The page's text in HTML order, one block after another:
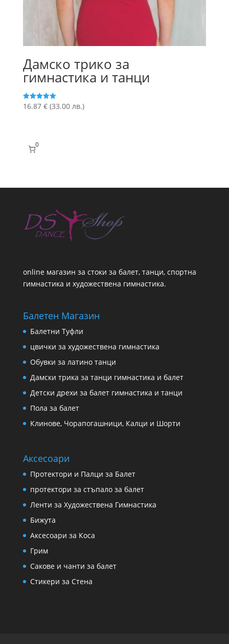
Дамско трико за
гимнастика и танци
Оценено с
5.00
16.87 € (33.00 лв.)
0
online магазин за стоки за балет, танци, спортна
гимнастика и художествена гимнастика.
Балетен Магазин
Балетни Туфли
цвички за художествена гимнастика
Обувки за латино танци
Дамски трика за танци гимнастика и балет
Детски дрехи за балет гимнастика и танци
Пола за балет
Клинове, Чорапогашници, Калци и Шорти
Аксесоари
Протектори и Палци за Балет
протектори за стъпало за балет
Ленти за Художествена Гимнастика
Бижута
Аксесоари за Коса
Грим
Сакове и чанти за балет
Стикери за Стена